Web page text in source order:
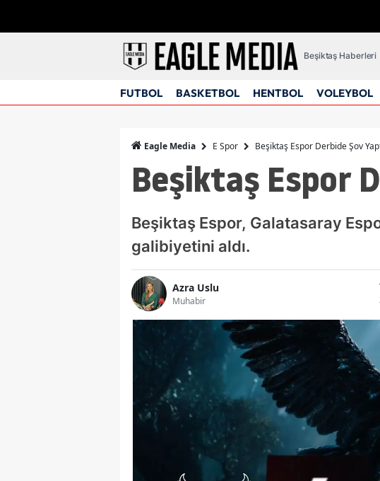
Beşiktaş Haberleri
FUTBOL BASKETBOL HENTBOL VOLEYBOL
Eagle Media E Spor Beşiktaş Espor Derbide Şov
Beşiktaş Espor
Beşiktaş Espor, Galatasaray
galibiyetini aldı.
Azra Uslu
Muhabir